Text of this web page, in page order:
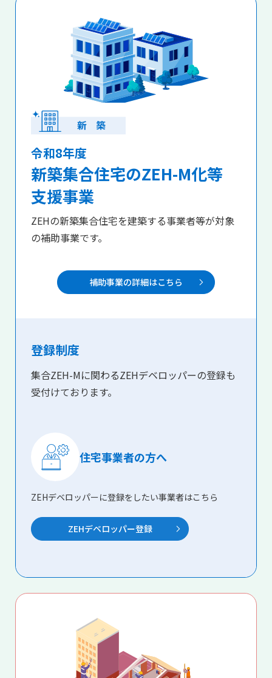
令和8年度
新築集合住宅のZEH-M化等
支援事業
ZEHの新築集合住宅を建築する事業者等が対象
の補助事業です。
補助事業の詳細はこちら
登録制度
集合ZEH-Mに関わるZEHデベロッパーの登録も
受付けております。
住宅事業者の方へ
ZEHデベロッパー登録
ZEHデベロッパーに登録をしたい事業者はこちら